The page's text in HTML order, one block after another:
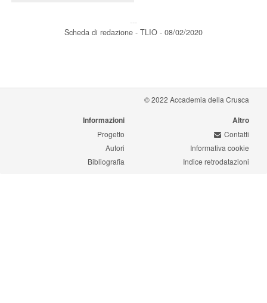
---
Scheda di redazione - TLIO - 08/02/2020
© 2022 Accademia della Crusca
Informazioni
Progetto
Autori
Bibliografia
Altro
Contatti
Informativa cookie
Indice retrodatazioni